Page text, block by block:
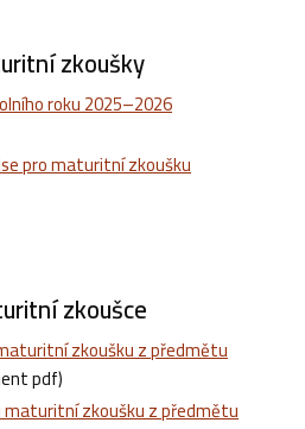
zkoušky
roku 2025–2026
pro maturitní zkoušku
zkoušce
zkoušku z předmětu
pdf)
zkoušku z předmětu